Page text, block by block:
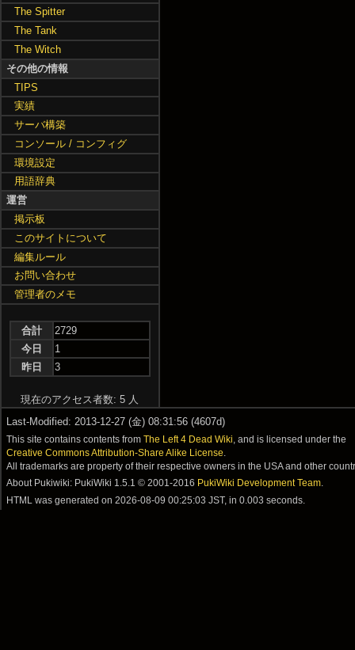
The Spitter
The Tank
The Witch
その他の情報
TIPS
実績
サーバ構築
コンソール / コンフィグ
環境設定
用語辞典
運営
掲示板
このサイトについて
編集ルール
お問い合わせ
管理者のメモ
合計
2729
今日
1
昨日
3
現在のアクセス者数: 5 人
Last-Modified: 2013-12-27 (金) 08:31:56 (4607d)
This site contains contents fromThe Left 4 Dead Wiki , and is licensed under the
Creative Commons Attribution-Share Alike License
All trademarks are property of their respective owners in the USA and other
About Pukiwiki: PukiWiki 1.5.1 © 2001-2016 PukiWiki Development Team.
HTML was generated on2026-08-09 00:25:03 JST , in 0.003 seconds.